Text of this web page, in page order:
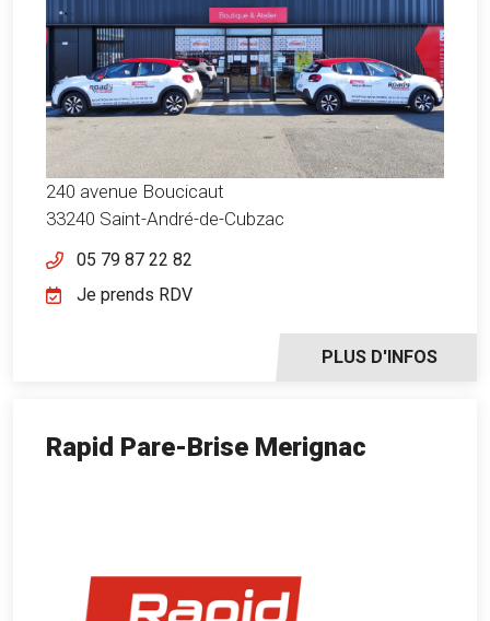
240 avenue Boucicaut
33240 Saint-André-de-Cubzac
05 79 87 22 82
PLUS D'INFOS
Je prends RDV
Rapid Pare-Brise Merignac